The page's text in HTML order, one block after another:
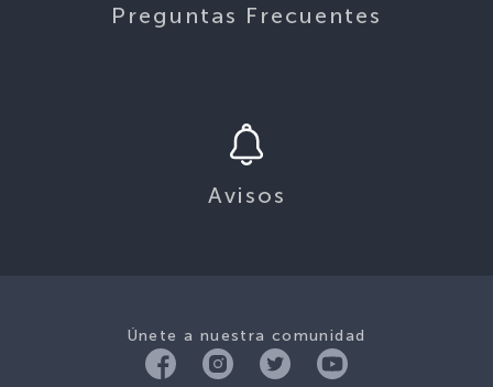
Preguntas Frecuentes
Avisos
Únete a nuestra comunidad